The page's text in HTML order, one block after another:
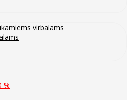
virbalams
%